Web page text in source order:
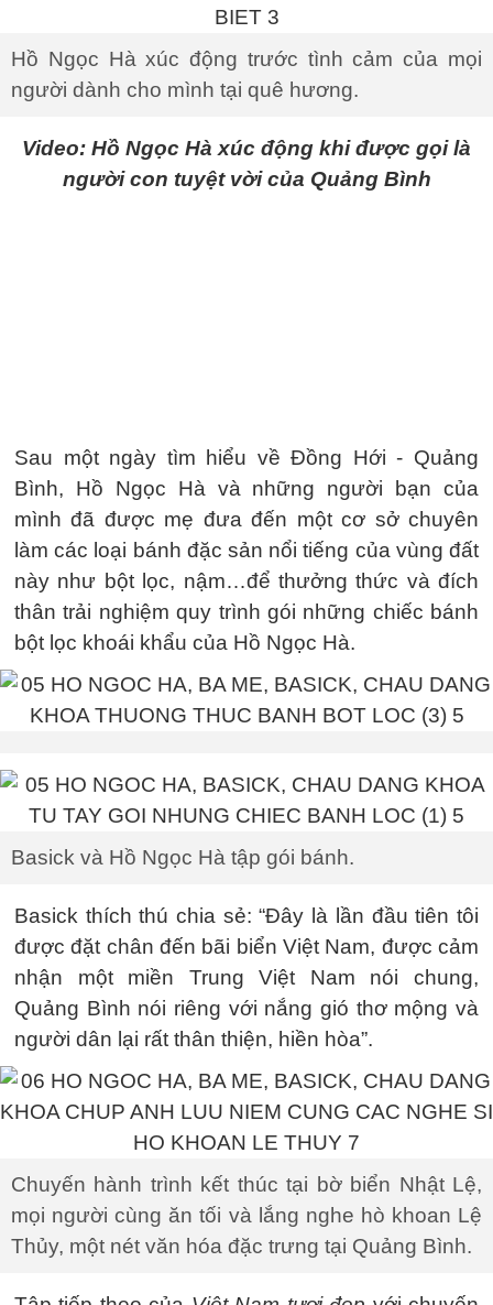
Hồ Ngọc Hà xúc động trước tình cảm của mọi
người dành cho mình tại quê hương.
Video: Hồ Ngọc Hà xúc động khi được gọi là
người con tuyệt vời của Quảng Bình
Sau một ngày tìm hiểu về Đồng Hới - Quảng
Bình, Hồ Ngọc Hà và những người bạn của
mình đã được mẹ đưa đến một cơ sở chuyên
làm các loại bánh đặc sản nổi tiếng của vùng đất
này như bột lọc, nậm…để thưởng thức và đích
thân trải nghiệm quy trình gói những chiếc bánh
bột lọc khoái khẩu của Hồ Ngọc Hà.
Basick và Hồ Ngọc Hà tập gói bánh.
Basick thích thú chia sẻ: “Đây là lần đầu tiên tôi
được đặt chân đến bãi biển Việt Nam, được cảm
nhận một miền Trung Việt Nam nói chung,
Quảng Bình nói riêng với nắng gió thơ mộng và
người dân lại rất thân thiện, hiền hòa”.
Chuyến hành trình kết thúc tại bờ biển Nhật Lệ,
mọi người cùng ăn tối và lắng nghe hò khoan Lệ
Thủy, một nét văn hóa đặc trưng tại Quảng Bình.